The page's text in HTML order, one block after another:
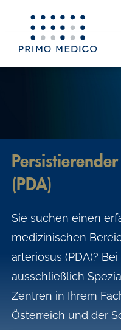
S
(PDA)
Sie suchen einen
medizinischen
arteriosus (PDA)?
ausschließlich
Zentren in Ihrem
Österreich und der